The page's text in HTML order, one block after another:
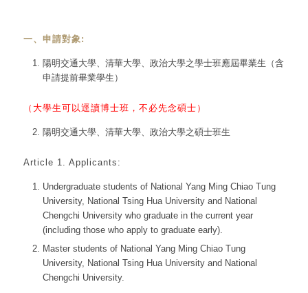
一、申請對象:
陽明交通大學、清華大學、政治大學之學士班應屆畢業生（含
申請提前畢業學生）
（大學生可以逕讀博士班，不必先念碩士）
陽明交通大學、清華大學、政治大學之碩士班生
Article 1. Applicants:
Undergraduate students of National Yang Ming Chiao Tung
University, National Tsing Hua University and National
Chengchi University who graduate in the current year
(including those who apply to graduate early).
Master students of National Yang Ming Chiao Tung
University, National Tsing Hua University and National
Chengchi University.